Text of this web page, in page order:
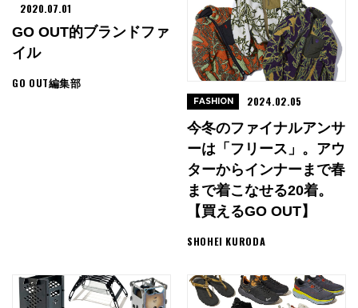
GO OUT的ブランドファ
イル
GO OUT編集部
2020.07.01
今冬のファイナルアンサ
ーは「フリース」。アウ
ターからインナーまで春
まで着こなせる20着。
【買えるGO OUT】
SHOHEI KURODA
FASHION 2024.02.05